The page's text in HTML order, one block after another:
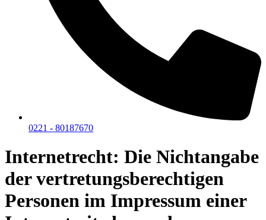
0221 - 80187670
Internetrecht: Die Nichtangabe
der vertretungsberechtigen
Personen im Impressum einer